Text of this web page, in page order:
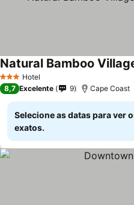
3 EstrelasHotel
8,7 Excelente 9 Cape Coast
Selecione as datas para ver
exatos.